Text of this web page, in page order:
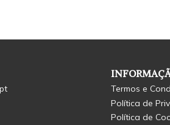
Termos e
Política de
Política de